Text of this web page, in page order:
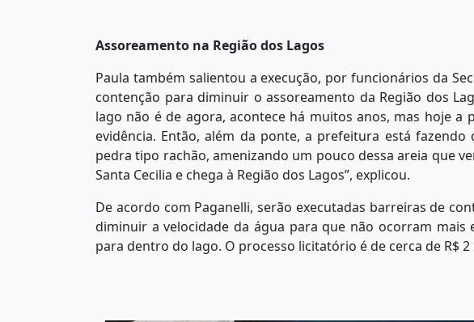
Assoreamento na Região dos Lagos
Paula também salientou a execução, por funcionários da
contenção para diminuir o assoreamento da Região dos
lago não é de agora, acontece há muitos anos, mas hoje a
evidência. Então, além da ponte, a prefeitura está
pedra tipo rachão, amenizando um pouco dessa areia que
Santa Cecilia e chega à Região dos Lagos”, explicou.
De acordo com Paganelli, serão executadas barreiras de
diminuir a velocidade da água para que não ocorram mais
para dentro do lago. O processo licitatório é de cerca de R$ 2